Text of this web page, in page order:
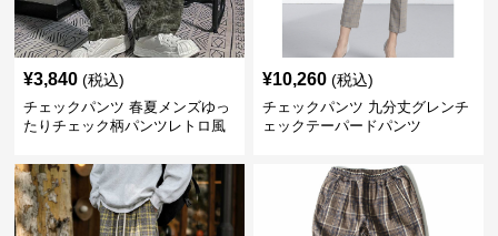
¥3,840 (税込)
チェックパンツ 春夏メンズゆっ
たりチェック柄パンツレトロ風
¥10,260 (税込)
チェックパンツ 九分丈グレンチ
ェックテーパードパンツ